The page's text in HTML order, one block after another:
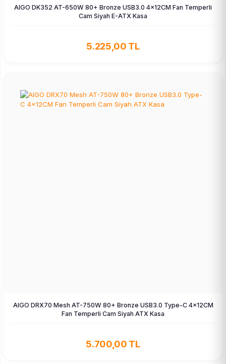
AIGO DK352 AT-650W 80+ Bronze USB3.0 4×12CM Fan Temperli
Cam Siyah E-ATX Kasa
5.225,00 TL
AIGO DRX70 Mesh AT-750W 80+ Bronze USB3.0 Type-C 4×12CM
Fan Temperli Cam Siyah ATX Kasa
5.700,00 TL